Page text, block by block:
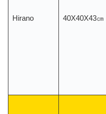
Hirano 40X40X43㎝